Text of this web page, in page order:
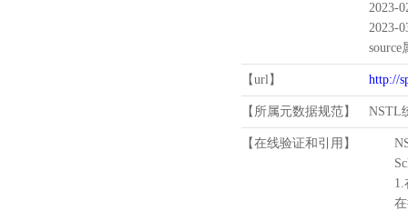
2023-
2023-
source
【url】 http://
【所属元数据规范】 NSTL
【在线验证和引用】
1.
在待